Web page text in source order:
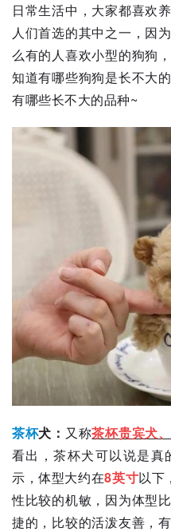
日常生活中，大家都喜欢
人们首选的其中之一，因
么有的人喜欢小型的狗狗
知道有哪些狗狗是长不大
有哪些长不大的品种~
茶杯犬 ： 又称茶杯贵宾犬、
看出，茶杯犬可以说是真
示，体型大约在8英寸以下
性比较的机敏，因为体型
捷的，比较的活泼友善，